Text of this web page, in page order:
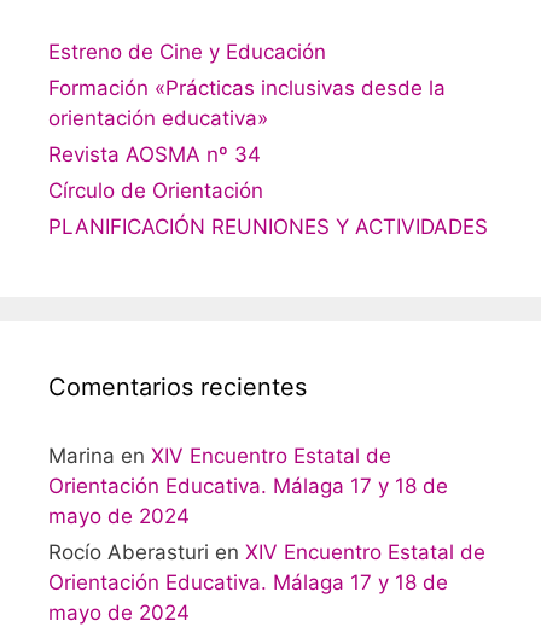
Estreno de Cine y Educación
Formación «Prácticas inclusivas desde la
orientación educativa»
Revista AOSMA nº 34
Círculo de Orientación
PLANIFICACIÓN REUNIONES Y ACTIVIDADES
Comentarios recientes
Marina en XIV Encuentro Estatal de
Orientación Educativa. Málaga 17 y 18 de
mayo de 2024
Rocío Aberasturi en XIV Encuentro Estatal de
Orientación Educativa. Málaga 17 y 18 de
mayo de 2024